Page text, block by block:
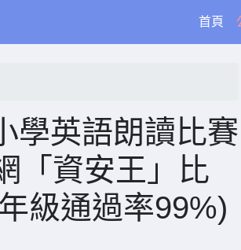
首頁
學英語朗讀比賽
「資安王」比
級通過率99%)